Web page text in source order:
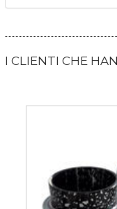
I CLIENTI CHE